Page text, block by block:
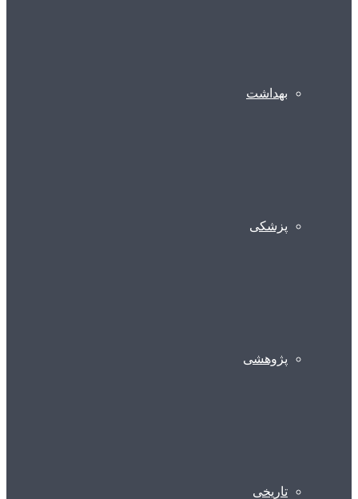
بهداشت
پزشکی
پژوهشی
تاریخی